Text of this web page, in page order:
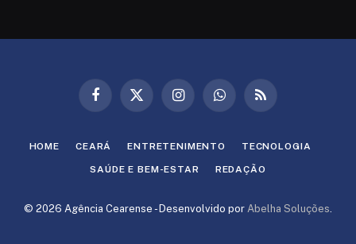
Facebook
X
InstagramWhatsAppRSS
HOME CEARÁ ENTRETENIMENTO TECNOLOGIA
SAÚDE E BEM-ESTAR REDAÇÃO
© 2026 Agência Cearense - Desenvolvido por Abelha Soluções